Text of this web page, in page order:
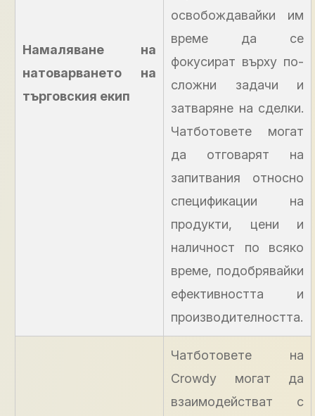
Намаляване на
натоварването на
търговския екип
освобождавайки им
време да се
фокусират върху по-
сложни задачи и
затваряне на сделки.
Чатботовете могат
да отговарят на
запитвания относно
спецификации на
продукти, цени и
наличност по всяко
време, подобрявайки
ефективността и
производителността.
Чатботовете на
Crowdy могат да
взаимодействат с